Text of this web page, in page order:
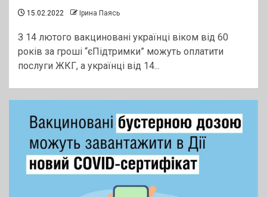
15.02.2022 Ірина Паясь
З 14 лютого вакциновані українці віком від 60
років за гроші “єПідтримки” можуть оплатити
послуги ЖКГ, а українці від 14...